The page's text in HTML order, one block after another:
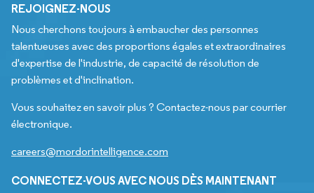
REJOIGNEZ-NOUS
Nous cherchons toujours à embaucher des personnes
talentueuses avec des proportions égales et extraordinaires
d'expertise de l'industrie, de capacité de résolution de
problèmes et d'inclination.
Vous souhaitez en savoir plus ? Contactez-nous par courrier
électronique.
careers@mordorintelligence.com
CONNECTEZ-VOUS AVEC NOUS DÈS MAINTENANT